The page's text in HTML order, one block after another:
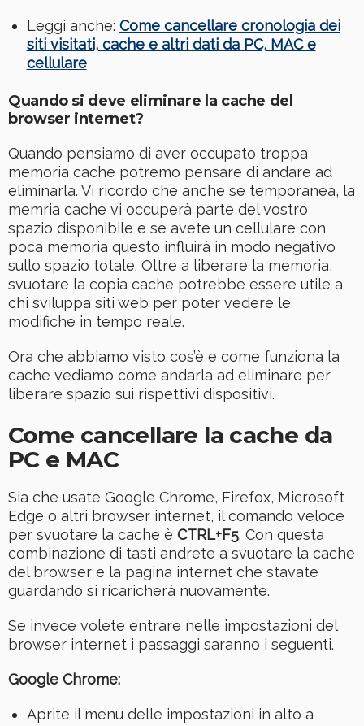
Leggi anche: Come cancellare cronologia dei
siti visitati, cache e altri dati da PC, MAC e
cellulare
Quando si deve eliminare la cache del
browser internet?
Quando pensiamo di aver occupato troppa
memoria cache potremo pensare di andare ad
eliminarla. Vi ricordo che anche se temporanea, la
memria cache vi occuperà parte del vostro
spazio disponibile e se avete un cellulare con
poca memoria questo influirà in modo negativo
sullo spazio totale. Oltre a liberare la memoria,
svuotare la copia cache potrebbe essere utile a
chi sviluppa siti web per poter vedere le
modifiche in tempo reale.
Ora che abbiamo visto cos’è e come funziona la
cache vediamo come andarla ad eliminare per
liberare spazio sui rispettivi dispositivi.
Come cancellare la cache da
PC e MAC
Sia che usate Google Chrome, Firefox, Microsoft
Edge o altri browser internet, il comando veloce
per svuotare la cache è CTRL+F5. Con questa
combinazione di tasti andrete a svuotare la cache
del browser e la pagina internet che stavate
guardando si ricaricherà nuovamente.
Se invece volete entrare nelle impostazioni del
browser internet i passaggi saranno i seguenti.
Google Chrome:
Aprite il menu delle impostazioni in alto a